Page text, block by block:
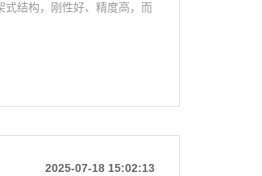
式结构，刚性好、精度高，而
2025-07-18 15:02:13